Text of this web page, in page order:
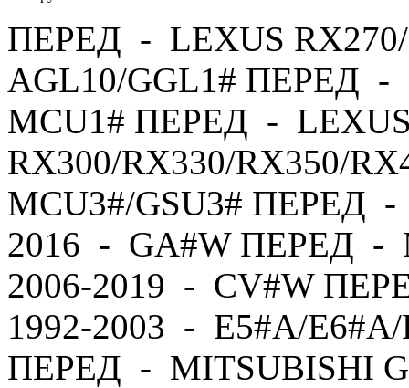
ПЕРЕД - LEXUS
AGL10/GGL1# ПЕРЕД -
MCU1# ПЕРЕД -
RX300/RX330/RX350/
MCU3#/GSU3# ПЕРЕД
2016 - GA#W ПЕРЕД -
2006-2019 - CV#W
1992-2003 - E5#A/
ПЕРЕД - MITSUBISHI